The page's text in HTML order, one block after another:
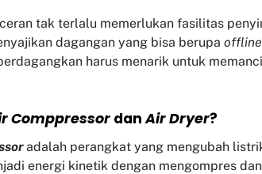
tak terlalu memerlukan fasilitas
dagangan yang bisa berupa offline
harus menarik untuk
Comppressor danAir Dryer?
adalah perangkat yang mengubah
energi kinetik dengan mengompres